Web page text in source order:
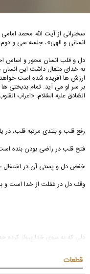
سخنرانی از آیت الله محمد
انسانی و الهی»، جلسه سی و دوم،
دل و قلب انسان محور و اساس
به خدای متعال داشت این انسان
ارزش ها آفریده شده است خواهد
بر سر او می آید. تمام بدبختی
الصّادق علیه السّلام: «اعراب
رفع قلب و بلندى مرتبه قلب، در
فتح قلب در راضى بودن بنده
خفض دل و پستى آن در اشتغال
وقف دل در غفلت از خدا است و
دلی که به سوی خدا پرواز کرده
قطعات